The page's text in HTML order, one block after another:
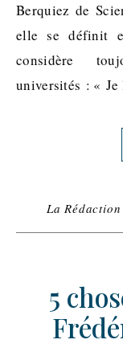
Berquiez de
elle se définit
considère
universités : «
La Rédaction
5